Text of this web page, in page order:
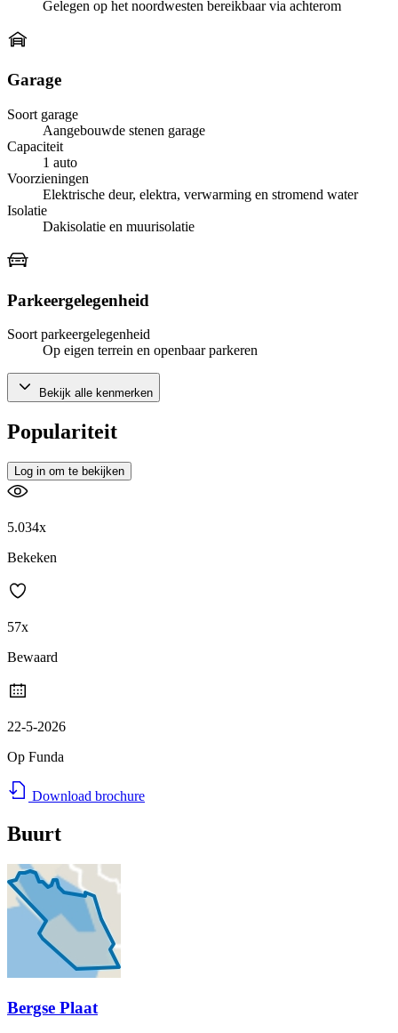
Gelegen op het noordwesten bereikbaar via achterom
Garage
Soort garage
Aangebouwde stenen garage
Capaciteit
1 auto
Voorzieningen
Elektrische deur, elektra, verwarming en stromend water
Isolatie
Dakisolatie en muurisolatie
Parkeergelegenheid
Soort parkeergelegenheid
Op eigen terrein en openbaar parkeren
Bekijk alle kenmerken
Populariteit
Log in om te bekijken
5.034x
Bekeken
57x
Bewaard
22-5-2026
Op Funda
Download brochure
Buurt
Bergse Plaat